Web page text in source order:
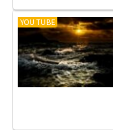
YOU TUBE